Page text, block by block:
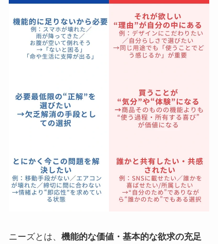
ニーズとは、 機能的な価値・基本的な欲求の充足